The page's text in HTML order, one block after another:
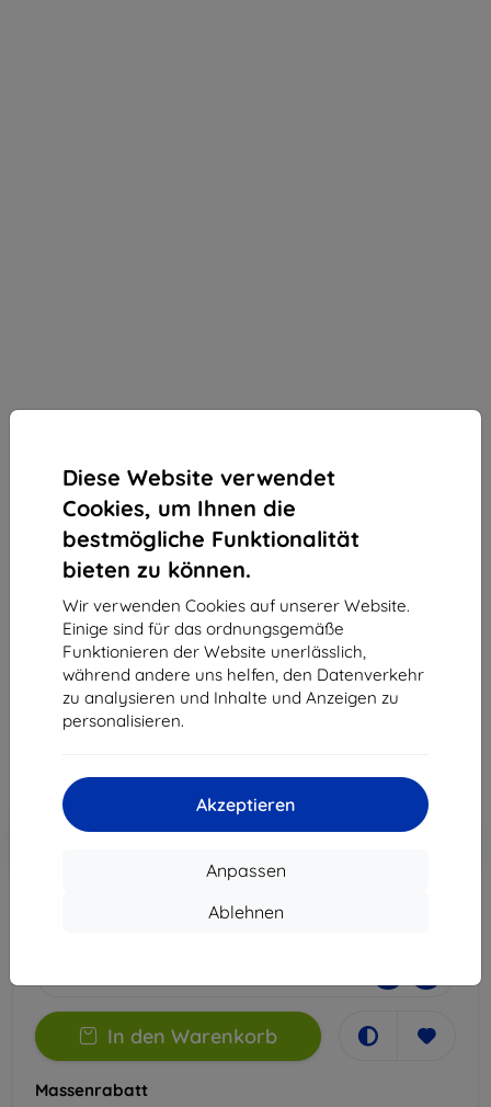
Diese Website verwendet
Cookies, um Ihnen die
bestmögliche Funktionalität
bieten zu können.
Wir verwenden Cookies auf unserer Website.
Einige sind für das ordnungsgemäße
Funktionieren der Website unerlässlich,
während andere uns helfen, den Datenverkehr
zu analysieren und Inhalte und Anzeigen zu
personalisieren.
Akzeptieren
Anpassen
Ablehnen
3MK StratCore700 mehrschichtiger Schutzfilm für
Samsung Galaxy S24
Geeignet für: Samsung Galaxy S24
21,90 €
11,61 €
ohne MWSt9,76 €
Rabatt mit Gutschein
In den
In den Warenkorb
Massenrabatt